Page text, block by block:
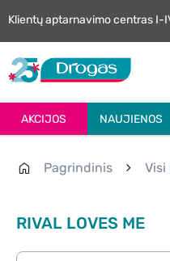
Klientų aptarnavimo centras I-
AKCIJOS NAUJIENOS
Pagrindinis Visi
RIVAL LOVES ME